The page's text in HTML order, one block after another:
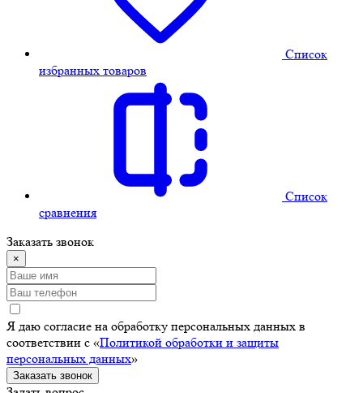
Cписок
избранных товаров
Cписок
сравнения
Заказать звонок
×
Я даю согласие на обработку персональных данных в
соответствии с «Политикой обработки и защиты
персональных данных»
Заказать звонок